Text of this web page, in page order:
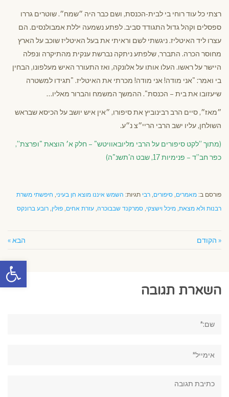
פתח
רצתי כל עוד רוחי בי לבית-הכנסת, ושם כבר היה ״שמח״. שוטרים גררו
ספסלים וקהל גדול התגודד סביב. לפתע נשמעה יללת אמבולנסים. הם
עצרו ליד האיטליז. ניגשתי לשם וראיתי את בעל האיטליז שוכב על הארץ
מחוסר הכרה. התברר, שלפתע ניתקה נברשת ענקית מהתיקרה ונפלה
היישר על ראשו. העלו אותו על אלונקה, ואז התעורר האיש מעלפונו, הבחין
בי ואמר: "אני מודה! אני מודה! מכרתי את האיטליז. "תגידו למשטרה
שיעזובו את בית – הכנסת". ההמשך המשמח והברור מאליו…
״מאז״, סיים הרב רבינוביץ את סיפורו, ״אין איש יושב על הכיסא שבראש
השולחן, עליו ישב הרבי הריי״צ נ״ע.
(מתוך ”לקט סיפורים על הרבי מליובאוויטש" – חלק א׳ הוצאת "ופרצת”,
כפר חב”ד – פנימיות 17, שבט ה'תשנ"ה)
פורסם ב: מאמרים, סיפורים, רבי תגיות: השמש איננו מוצא חן בעיני, חיפשתי משרת
רבנות ולא מצאת, מיכל וישצקי, סמרקנד שבבוכרה, עזרת אחים, פולין, רובע ברונקס
« הקודם הבא »
השארת תגובה